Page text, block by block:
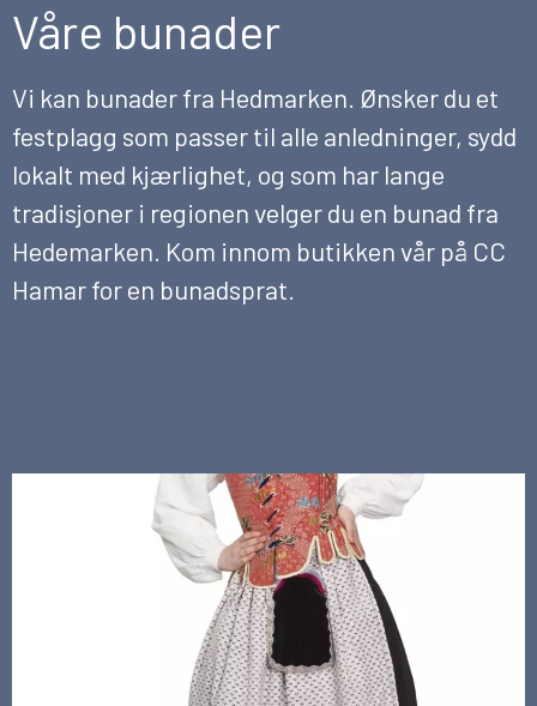
Våre bunader
Vi kan bunader fra Hedmarken. Ønsker du et
festplagg som passer til alle anledninger, sydd
lokalt med kjærlighet, og som har lange
tradisjoner i regionen velger du en bunad fra
Hedemarken. Kom innom butikken vår på CC
Hamar for en bunadsprat.